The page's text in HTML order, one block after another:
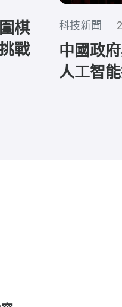
棋
戰
科技新聞
中國政
人工智